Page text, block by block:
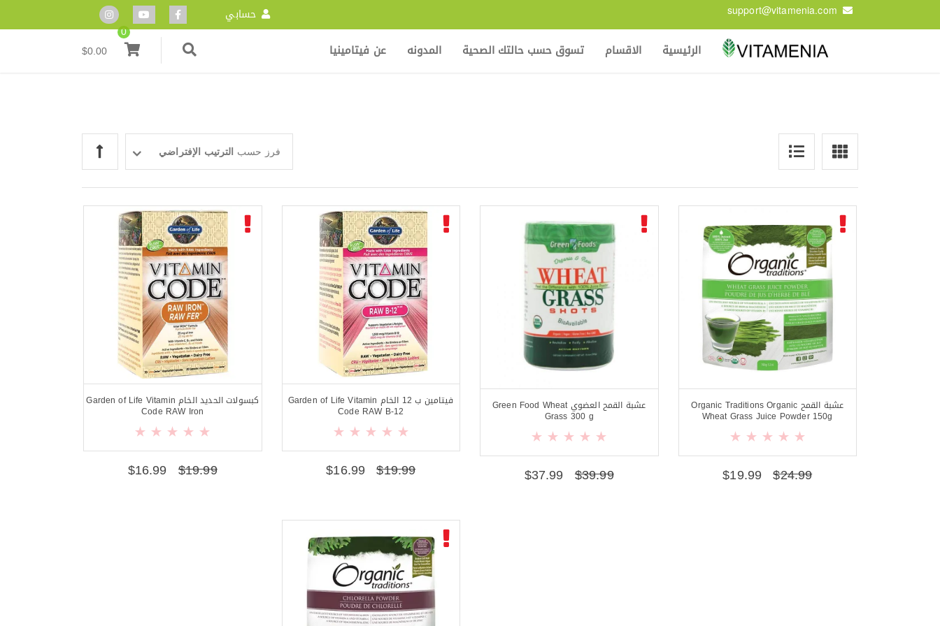
support@vitamenia.com حسابي
الرئيسية الاقسام تسوق حسب حالتك الصحية المدونه عن فيتامينيا
0
$0.00
فرز حسب الترتيب الإفتراضي
عشبة القمح Organic Traditions Organic
Wheat Grass Juice Powder 150g
$24.99
$19.99
عشبة القمح العضوي Green Food Wheat
Grass 300 g
$39.99
$37.99
فيتامين ب 12 الخام Garden of Life Vitamin
Code RAW B-12
$19.99
$16.99
كبسولات الحديد الخام Garden of Life Vitamin
Code RAW Iron
$19.99
$16.99